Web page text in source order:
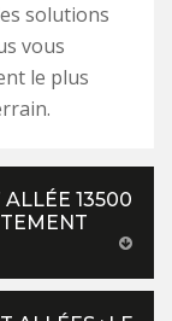
solutions
vous
le plus
13500